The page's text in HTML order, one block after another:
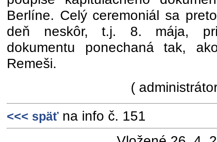
Berlíne. Celý ceremoniál sa
deň neskôr, t.j. 8. mája,
dokumentu ponechaná tak,
Remeši.
(
<<< späť na info č. 151